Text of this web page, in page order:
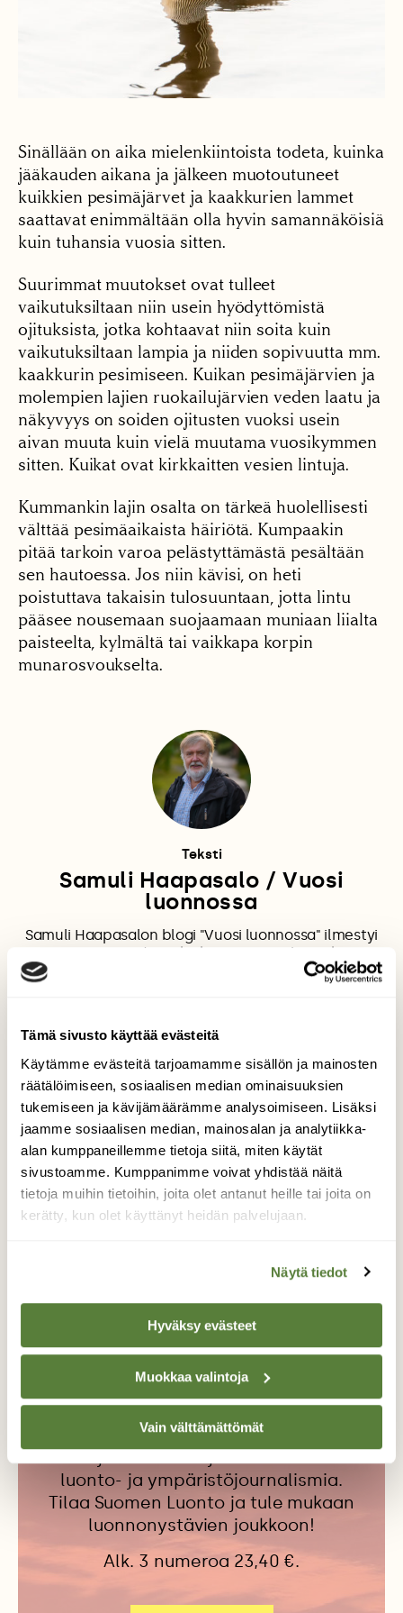
Tämä sivusto käyttää evästeitä
Käytämme evästeitä tarjoamamme sisällön ja mainosten
räätälöimiseen, sosiaalisen median ominaisuuksien
tukemiseen ja kävijämäärämme analysoimiseen. Lisäksi
jaamme sosiaalisen median, mainosalan ja analytiikka-
alan kumppaneillemme tietoja siitä, miten käytät
sivustoamme. Kumppanimme voivat yhdistää näitä
tietoja muihin tietoihin, joita olet antanut heille tai joita on
kerätty, kun olet käyttänyt heidän palvelujaan.
Näytä tiedot
Hyväksy evästeet
Muokkaa valintoja
Vain välttämättömät
Sinällään on aika mielenkiintoista todeta, kuinka
jääkauden aikana ja jälkeen muotoutuneet
kuikkien pesimäjärvet ja kaakkurien lammet
saattavat enimmältään olla hyvin samannäköisiä
kuin tuhansia vuosia sitten.
Suurimmat muutokset ovat tulleet
vaikutuksiltaan niin usein hyödyttömistä
ojituksista, jotka kohtaavat niin soita kuin
vaikutuksiltaan lampia ja niiden sopivuutta mm.
kaakkurin pesimiseen. Kuikan pesimäjärvien ja
molempien lajien ruokailujärvien veden laatu ja
näkyvyys on soiden ojitusten vuoksi usein
aivan muuta kuin vielä muutama vuosikymmen
sitten. Kuikat ovat kirkkaitten vesien lintuja.
Kummankin lajin osalta on tärkeä huolellisesti
välttää pesimäaikaista häiriötä. Kumpaakin
pitää tarkoin varoa pelästyttämästä pesältään
sen hautoessa. Jos niin kävisi, on heti
poistuttava takaisin tulosuuntaan, jotta lintu
pääsee nousemaan suojaamaan muniaan liialta
paisteelta, kylmältä tai vaikkapa korpin
munarosvoukselta.
Teksti
Samuli Haapasalo / Vuosi
luonnossa
Samuli Haapasalon blogi "Vuosi luonnossa" ilmestyi
vuonna 2019 vuoden jokaikinen päivä eli 365 kertaa!
Vuonna 2020 blogi ilmesty joka toinen arkipäivä ja
vuoden 2021 alusta kerran viikossa tiistaisin. "Vuosi
luonnossa. Se pitää lukijan aina ajan tasalla siitä,
mitä luonnossa tapahtuu. Aikaisemmin Samulin
kirjoituksia ja kuvia on saanut tarkastella "100 päivää
luonnossa" ja "Linturetkellä" -juttusarjoista. Pitkän
linjan luontoharrastajana hän on kirjoittanut ja
kuvannut vuosien mittaan monia juttuja myös
Suomen Luonnon printtilehteen. Samuli Haapasalon
kirjoittama ja kuvaama kirja "Tii tii tiainen" ilmestyi
vuonna 2017.
KAAKKURI
Tilaa Suomen Luonto
luonto- ja ympäristöjournalismia.
Tilaa Suomen Luonto ja tule mukaan
luonnonystävien joukkoon!
Alk. 3 numeroa 23,40 €.